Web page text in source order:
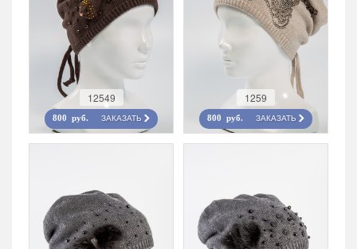
12549
800 руб. ЗАКАЗАТЬ
1259
800 руб. ЗАКАЗАТЬ